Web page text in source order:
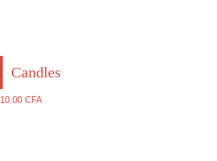
Candles
10.00 CFA